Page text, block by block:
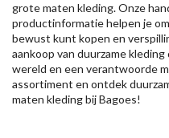
grote maten kleding. Onze
productinformatie helpen je
bewust kunt kopen en
aankoop van duurzame
wereld en een verantwoorde
assortiment en ontdek
maten kleding bij Bagoes!